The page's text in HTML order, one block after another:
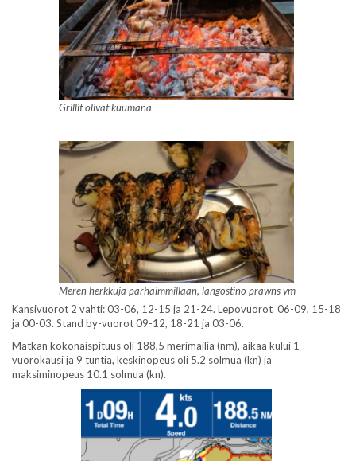
Grillit olivat kuumana
Meren herkkuja parhaimmillaan, langostino prawns ym
Kansivuorot 2 vahti: 03-06, 12-15 ja 21-24. Lepovuorot 06-09, 15-18
ja 00-03. Stand by-vuorot 09-12, 18-21 ja 03-06.
Matkan kokonaispituus oli 188,5 merimailia (nm), aikaa kului 1
vuorokausi ja 9 tuntia, keskinopeus oli 5.2 solmua (kn) ja
maksiminopeus 10.1 solmua (kn).